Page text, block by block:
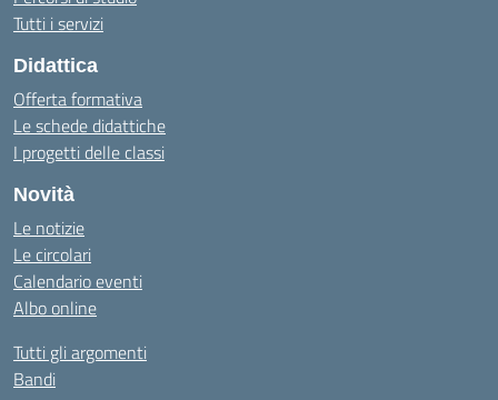
Tutti i servizi
Didattica
Offerta formativa
Le schede didattiche
I progetti delle classi
Novità
Le notizie
Le circolari
Calendario eventi
Albo online
Tutti gli argomenti
Bandi